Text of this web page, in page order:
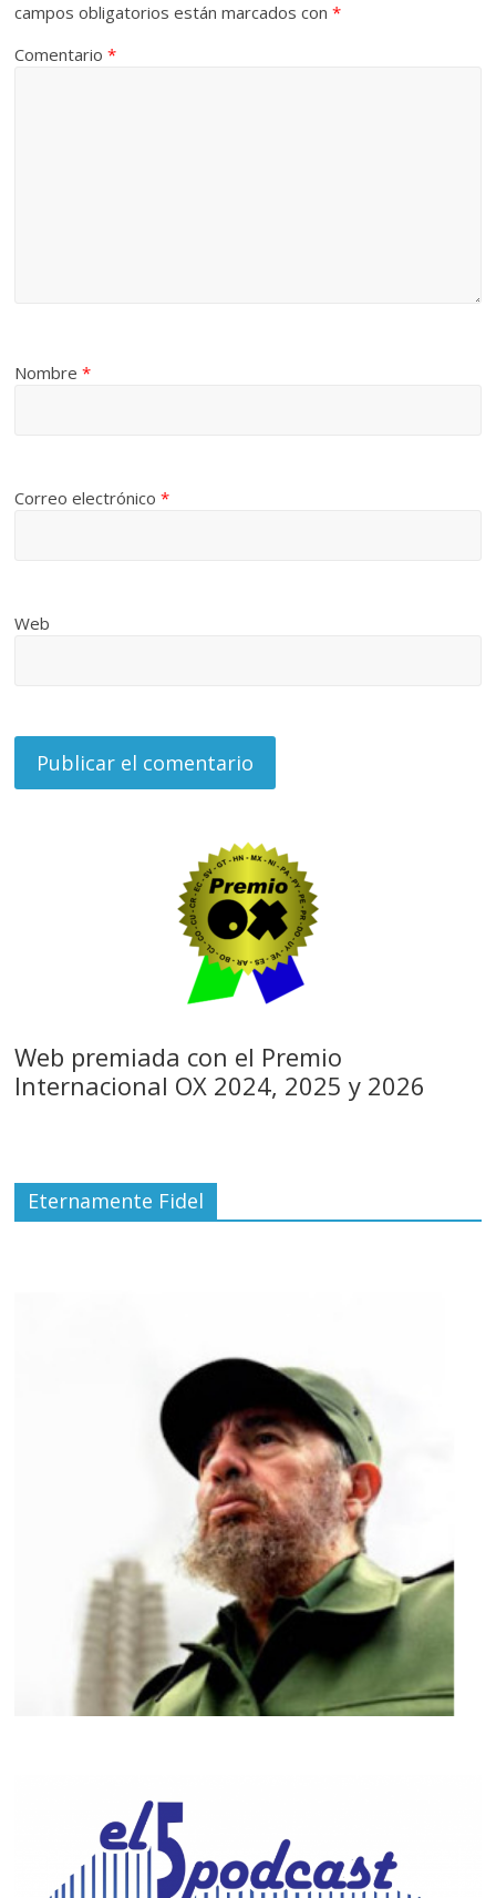
campos obligatorios están marcados con*
Comentario*
Nombre*
Correo electrónico*
Web
Web premiada con el Premio
Internacional OX 2024, 2025 y 2026
Eternamente Fidel